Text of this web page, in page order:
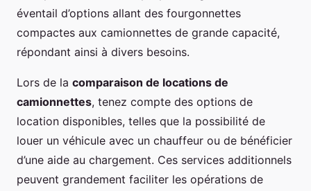
éventail d’options allant des fourgonnettes
compactes aux camionnettes de grande capacité,
répondant ainsi à divers besoins.
Lors de la comparaison de locations de
camionnettes, tenez compte des options de
location disponibles, telles que la possibilité de
louer un véhicule avec un chauffeur ou de bénéficier
d’une aide au chargement. Ces services additionnels
peuvent grandement faciliter les opérations de